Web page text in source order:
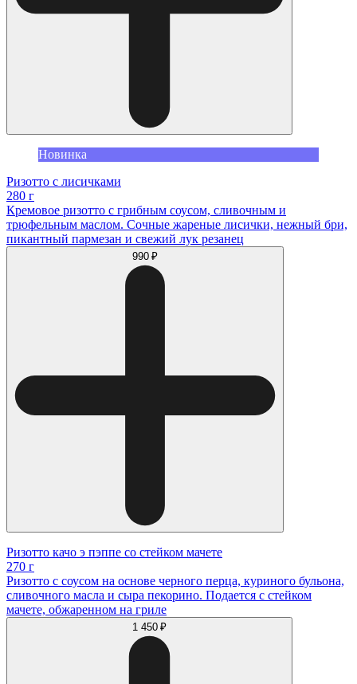
Новинка
Ризотто с лисичками
280 г
Кремовое ризотто с грибным соусом, сливочным и
трюфельным маслом. Сочные жареные лисички, нежный бри,
пикантный пармезан и свежий лук резанец
990 ₽
Ризотто качо э пэппе со стейком мачете
270 г
Ризотто с соусом на основе черного перца, куриного бульона,
сливочного масла и сыра пекорино. Подается с стейком
мачете, обжаренном на гриле
1 450 ₽